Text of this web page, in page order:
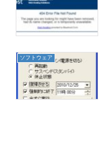
ソフトウェア